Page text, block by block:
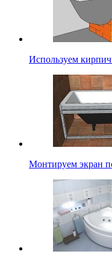
Используем
Монтируем экран